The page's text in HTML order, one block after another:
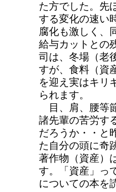
た方でした。先
する変化の速い
腐化も激しく、
給与カットとの
司は、冬場（老
すが、食料（資
を迎え実はキリ
られます。
目、肩、腰等
諸先輩の苦労す
だろうか・・と
た自分の頭に奇
著作物（資産）
す。「資産」っ
についての本を